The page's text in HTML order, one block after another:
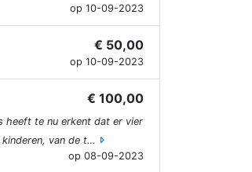
op 10-09-2023
€ 50,00
op 10-09-2023
€ 100,00
heeft te nu erkent dat er vier
van de t…
op 08-09-2023